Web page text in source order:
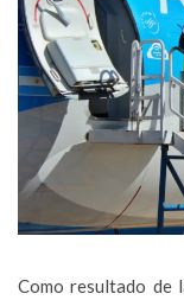
Como resultado de